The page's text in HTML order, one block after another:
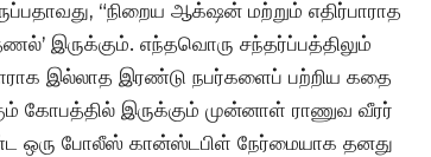
“நிறைய ஆக்‌ஷன் மற்றும் எதிர்பாராத
இருக்கும். எந்தவொரு சந்தர்ப்பத்திலும்
இல்லாத இரண்டு நபர்களைப் பற்றிய கதை
கோபத்தில் இருக்கும் முன்னாள் ராணுவ வீரர்
போலீஸ் கான்ஸ்டபிள் நேர்மையாக தனது